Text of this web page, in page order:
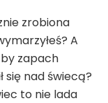
zrobiona
A
zapach
się nad świecą?
to nie lada